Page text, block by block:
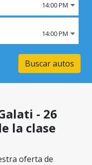
14:00 PM
14:00 PM
Buscar autos
- 26
la clase
oferta de